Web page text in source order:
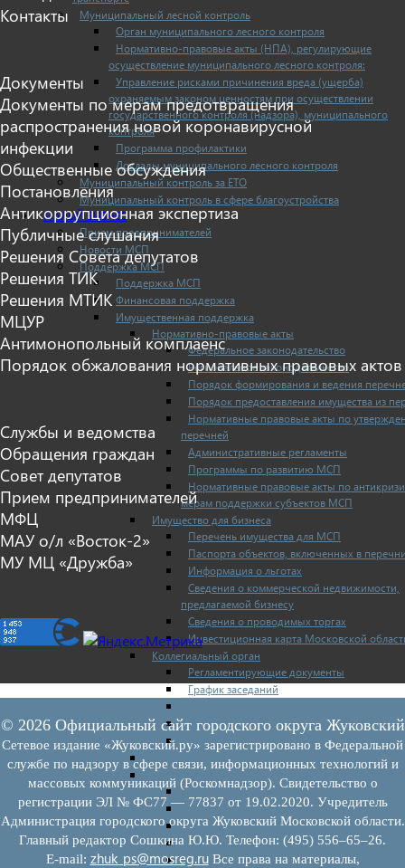
Муниципальный лесной контроль
Орган муниципального лесного контроля
Нормативно-правовые акты (НПА), регулирующие
осуществление муниципального лесного контроля:
Управление рисками причинения вреда (ущерба)
охраняемым законом ценностям при осуществлении
государственного контроля (надзора), муниципального
контроля
Программа профилактики
Доклады муниципального лесного контроля
Муниципальный контроль за ЕТО
Муниципальный контроль в сфере благоустройства
МАЛЫЙ БИЗНЕС
Прием предпринимателей
Новости МСП
Поддержка МСП
Поддержка МСП
Финансовая поддержка
Имущественная поддержка
Нормативно-правовые акты
Федеральное законодательство
Региональное законодательство
Порядок формирования и ведения
Порядок предоставления имущества из
Нормативные правовые акты по
перечней
Административные регламенты
Программы по развитию МСП
Нормативные правовые акты по
мерам поддержки субъектов МСП
Имущество для бизнеса
Перечень имущества для МСП
Паспорта объектов, включенных в
Информация о льготах
Сведения о коммерческой недвижимости,
предлагаемой бизнесу
Сведения о проводимых торгах
Инвестиционная карта Московской
Коллегиальный орган
Регламентирующие документы
График заседаний
Отчеты о деятельности коллегиального
Иные документы
Материалы Корпорации МСП
Вопрос-ответ
Общие вопросы
Наполнение и актуализация перечней
Предоставление имущества
Выкуп имущества
Прочие
Контакты
Документы
Документы по мерам предотвращения
распространения новой коронавирусной
инфекции
Общественные обсуждения
Постановления
Антикоррупционная экспертиза
Публичные слушания
Решения Совета депутатов
Решения ТИК
Решения МТИК
МЦУР
Антимонопольный комплаенс
Порядок обжалования нормативных правовых актов
Службы и ведомства
Обращения граждан
Совет депутатов
Прием предпринимателей
МФЦ
МАУ о/л «Восток-2»
МУ МЦ «Дружба»
© 2026 Официальный сайт городского округа Жуковский
Сетевое издание «Жуковский.ру» зарегистрировано в Федеральной
службе по надзору в сфере связи, информационных технологий и
массовых коммуникаций (Роскомнадзор). Свидетельство о
регистрации ЭЛ № ФС77 — 77837 от 19.02.2020. Учредитель
Администрация городского округа Жуковский Московской области.
Главный редактор Сошкина Ю.Ю. Телефон: (495) 556–65–26.
E‑mail: zhuk_ps@mosreg.ruВсе права на материалы,